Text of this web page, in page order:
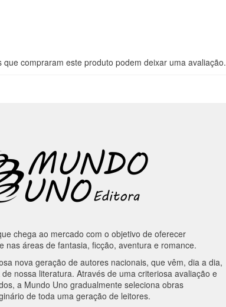
que compraram este produto podem deixar uma avaliação.
chega ao mercado com o objetivo de oferecer
nas áreas de fantasia, ficção, aventura e romance.
nova geração de autores nacionais, que vêm, dia a dia,
nossa literatura. Através de uma criteriosa avaliação e
a Mundo Uno gradualmente seleciona obras
de toda uma geração de leitores.